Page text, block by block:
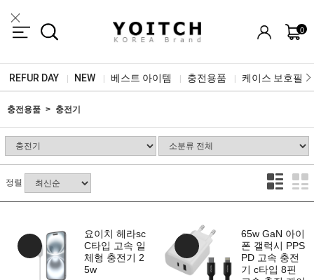
0
REFUR DAY NEW 베스트 아이템 충전용품 케이스 보호필름
충전용품 충전기
정렬
요이치 헤라sc
C타입 고속 일
체형 충전기 2
5w
65w GaN 아이
폰 갤럭시 PPS
PD 고속 충전
기 c타입 8핀